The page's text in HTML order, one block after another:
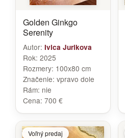
Golden Ginkgo
Serenity
Autor: Ivica Jurikova
Rok: 2025
Rozmery: 100x80 cm
Značenie: vpravo dole
Rám: nie
Cena: 700 €
Voľný predaj